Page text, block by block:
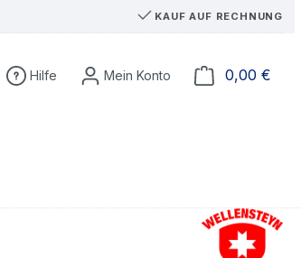
KAUF AUF RECHNUNG
auf dem Merkzettel
Hilfe 0,00 €